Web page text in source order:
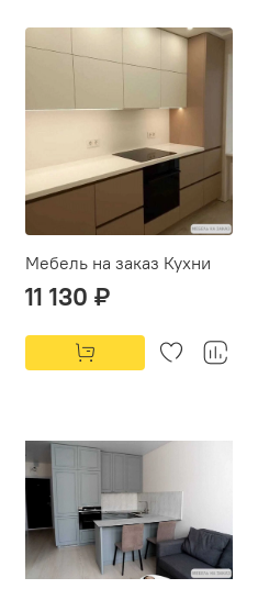
Мебель на заказ Кухни
11 130 ₽